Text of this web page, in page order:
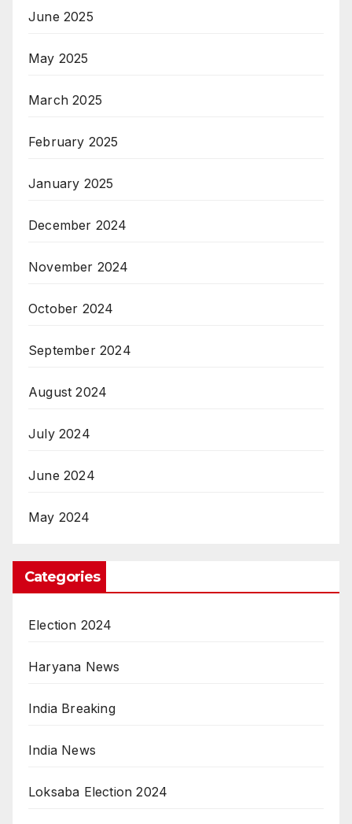
June 2025
May 2025
March 2025
February 2025
January 2025
December 2024
November 2024
October 2024
September 2024
August 2024
July 2024
June 2024
May 2024
Categories
Election 2024
Haryana News
India Breaking
India News
Loksaba Election 2024